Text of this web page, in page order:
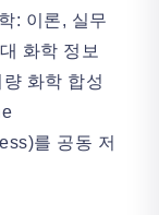
: 이론, 실무
화학 정보
화학 합성
를 공동 저